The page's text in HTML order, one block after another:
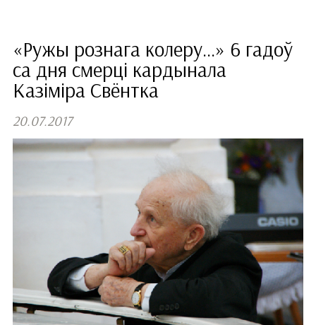
«Ружы рознага колеру...» 6 гадоў
са дня смерці кардынала
Казіміра Свёнтка
20.07.2017